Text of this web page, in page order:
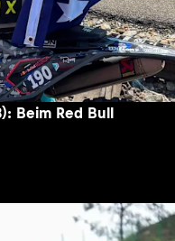
Beim Red Bull